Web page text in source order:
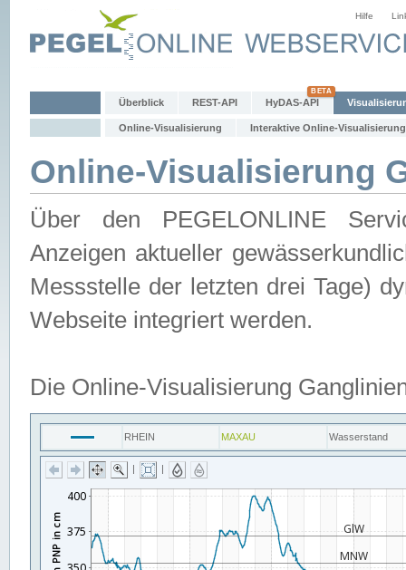
Hilfe
Überblick REST-API HyDAS-API
Online-Visualisierung Interaktive Online-Visualisierung
Online-Visualisierung
Über den PEGELONLINE
Anzeigen aktueller
Messstelle der letzten drei Tage)
Webseite integriert werden.
Die Online-Visualisierung